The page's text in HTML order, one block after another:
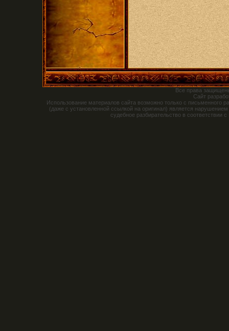
Все права
Сайт
Использование материалов сайта возможно только с письменного
(даже с установленной ссылкой на оригинал) является
судебное разбирательство в